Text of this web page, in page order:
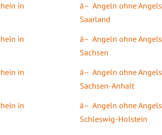
in
in
in
in
Angeln ohne
Saarland
Angeln ohne
Sachsen
Angeln ohne
Sachsen-Anhalt
Angeln ohne
Schleswig-Holstein